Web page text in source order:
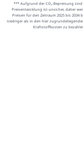
*** Aufgrund der CO₂-Bepreisung
Preisentwicklung ist unsicher, daher
Preisen für den Zeitraum 2025 bis 2034
niedriger als in den hier
Kraftstoffkosten zu